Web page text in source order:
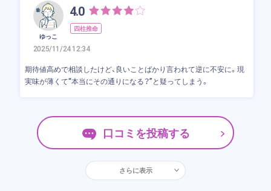
ゆっこ
4.0
四柱推命
2025/11/24 12:34
期待値高めで相談したけど、良いことばかり言われて逆に不安に。現
実味が薄くて“本当にその通りになる？”と疑ってしまう。
口コミを投稿する
さらに表示